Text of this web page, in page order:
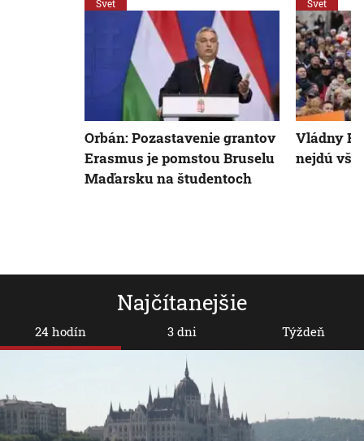
Najčítanejšie
24 hodín 3 dni Týždeň
Svet
Orbán: Pozastavenie grantov
Erasmus je pomstou Bruselu
Maďarsku na študentoch
Svet
Vládny
nejdú